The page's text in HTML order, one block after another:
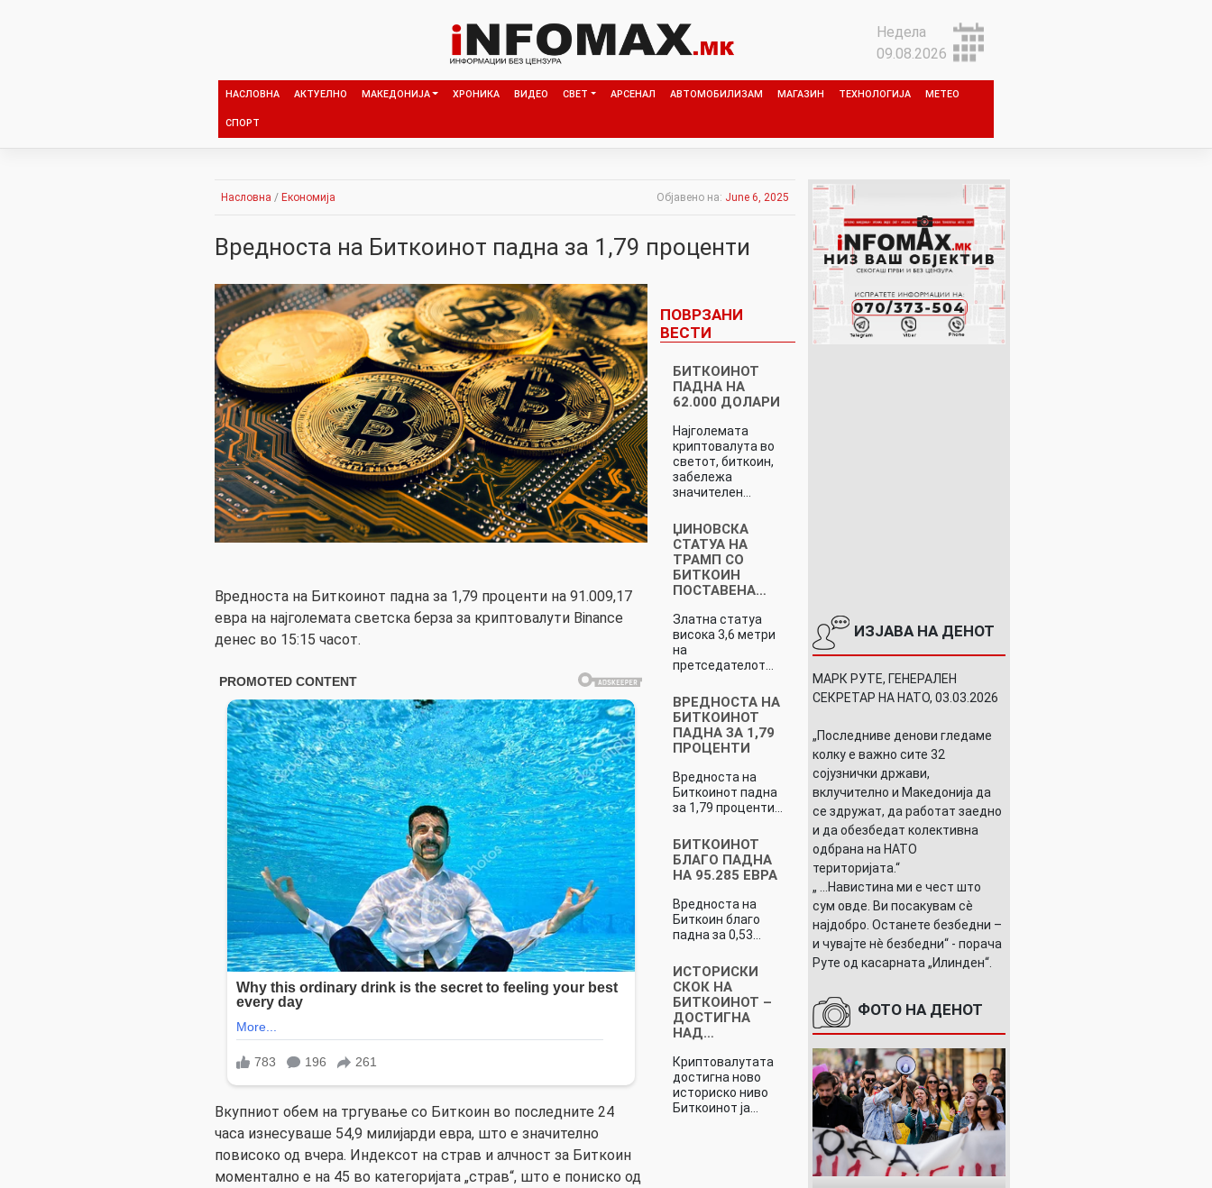
Недела
09.08.2026
НАСЛОВНА АКТУЕЛНО МАКЕДОНИЈА ХРОНИКА ВИДЕО СВЕТ АРСЕНАЛ АВТОМОБИЛИЗАМ МАГАЗИН ТЕХНОЛОГИЈА МЕТЕО
СПОРТ
Насловна / Економија Објавено на: June 6, 2025
Вредноста на Биткоинот падна за 1,79 проценти
Вредноста на Биткоинот падна за 1,79 проценти на 91.009,17
евра на најголемата светска берза за криптовалути Binance
денес во 15:15 часот.
Вкупниот обем на тргување со Биткоин во последните 24
часа изнесуваше 54,9 милијарди евра, што е значително
повисоко од вчера. Индексот на страв и алчност за Биткоин
моментално е на 45 во категоријата „страв“, што е пониско од
ПОВРЗАНИ
ВЕСТИ
БИТКОИНОТ
ПАДНА НА
62.000 ДОЛАРИ
Најголемата
криптовалута во
светот, биткоин,
забележа
значителен…
ЏИНОВСКА
СТАТУА НА
ТРАМП СО
БИТКОИН
ПОСТАВЕНА…
Златна статуа
висока 3,6 метри
на
претседателот…
ВРЕДНОСТА НА
БИТКОИНОТ
ПАДНА ЗА 1,79
ПРОЦЕНТИ
Вредноста на
Биткоинот падна
за 1,79 проценти…
БИТКОИНОТ
БЛАГО ПАДНА
НА 95.285 ЕВРА
Вредноста на
Биткоин благо
падна за 0,53…
ИСТОРИСКИ
СКОК НА
БИТКОИНОТ –
ДОСТИГНА
НАД…
Криптовалутата
достигна ново
историско ниво
Биткоинот ја…
ИЗЈАВА НА ДЕНОТ
МАРК РУТЕ, ГЕНЕРАЛЕН
СЕКРЕТАР НА НАТО, 03.03.2026
„Последниве денови гледаме
колку е важно сите 32
сојузнички држави,
вклучително и Македонија да
се здружат, да работат заедно
и да обезбедат колективна
одбрана на НАТО
територијата.“
„ ...Навистина ми е чест што
сум овде. Ви посакувам сè
најдобро. Останете безбедни –
и чувајте нè безбедни“ - порача
Руте од касарната „Илинден“.
ФОТО НА ДЕНОТ